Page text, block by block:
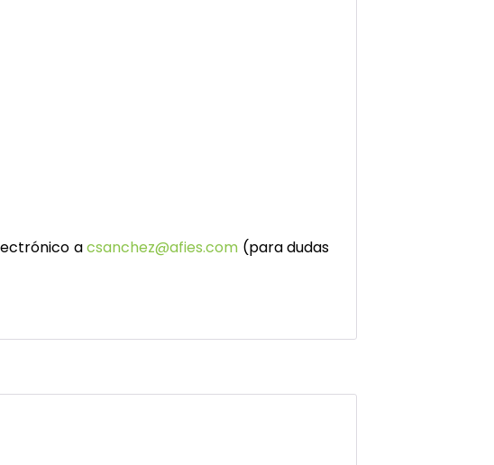
acsanchez@afies.com (para dudas